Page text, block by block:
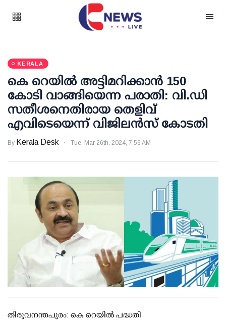
KERALA
കെ റെയില്‍ അട്ടിമറിക്കാന്‍ 150
കോടി വാങ്ങിയെന്ന പരാതി: വി.ഡി
സതീശനെതിരായ തെളിവ്
എവിടെയെന്ന് വിജിലന്‍സ് കോടതി
By Kerala Desk Tue, Mar 26th, 2024, 7:56 AM
തിരുവനന്തപുരം: കെ റെയില്‍ പദ്ധതി